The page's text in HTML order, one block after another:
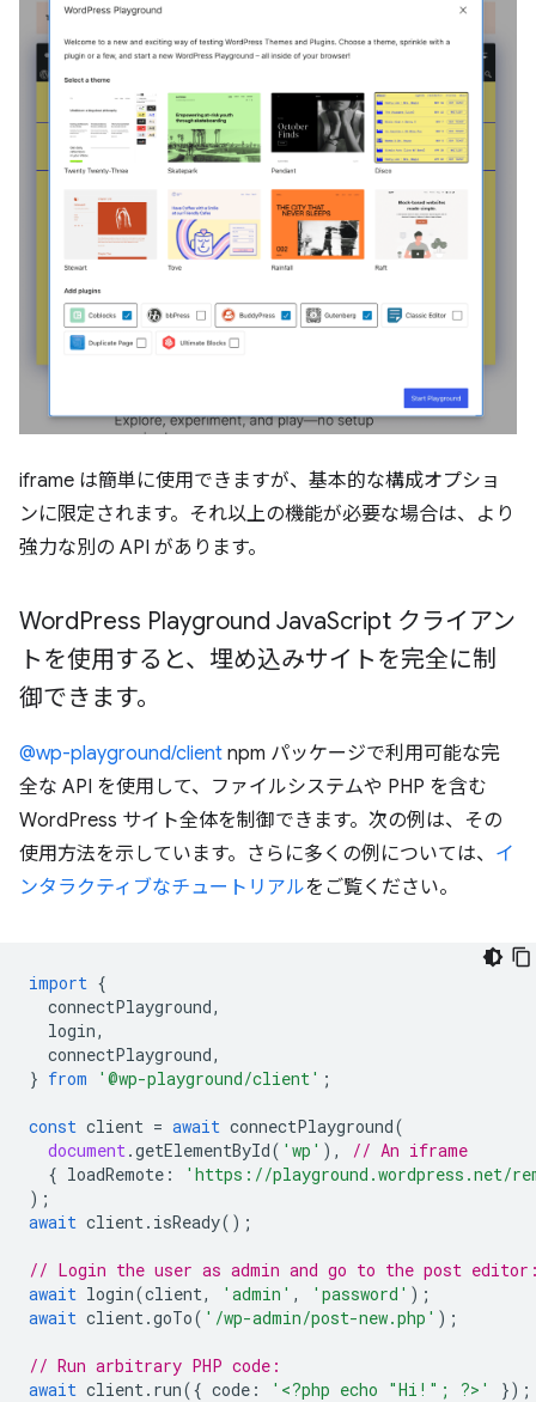
iframe は簡単に使用できますが、基本的な構成オプショ
ンに限定されます。それ以上の機能が必要な場合は、より
強力な別の API があります。
WordPress Playground JavaScript クライアン
トを使用すると、埋め込みサイトを完全に制
御できます。
@wp-playground/client npm パッケージで利用可能な完
全な API を使用して、ファイルシステムや PHP を含む
WordPress サイト全体を制御できます。次の例は、その
使用方法を示しています。さらに多くの例については、 イ
ンタラクティブなチュートリアルをご覧ください。
import {
connectPlayground,
login,
connectPlayground,
} from '@wp-playground/client' ;
const client = await connectPlayground(
document .getElementById( 'wp' ),
// An iframe
{ loadRemote :
'https://playground.wordpress.net/
);
await client . isReady();
// Login the user as admin and go to the post
await login(client, 'admin' , 'password' );
await client .goTo( '/wp-admin/post-new.php' );
// Run arbitrary PHP code:
await client . run({ code : '<?php echo "Hi!"; ?>' });